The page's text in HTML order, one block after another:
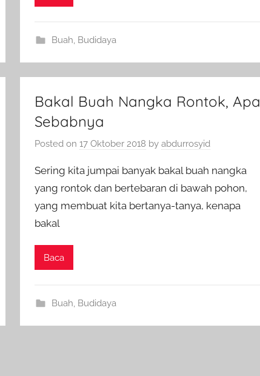
Buah Budidaya
Bakal Buah Nangka Rontok, Apa
Sebabnya
Posted on17 Oktober 2018 byabdurrosyid
Sering kita jumpai banyak bakal buah nangka
yang rontok dan bertebaran di bawah pohon,
yang membuat kita bertanya-tanya, kenapa
bakal
Baca
Buah, Budidaya